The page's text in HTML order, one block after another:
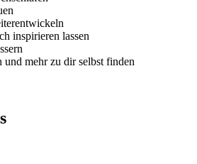
inspirieren lassen
und mehr zu dir selbst finden